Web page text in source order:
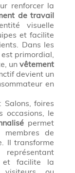
renforcer la
de travail
visuelle
et facilite
Dans les
primordial,
unvêtement
devient un
en
: Salons, foires
occasions, le
permet
membres de
Il transforme
et facilite la